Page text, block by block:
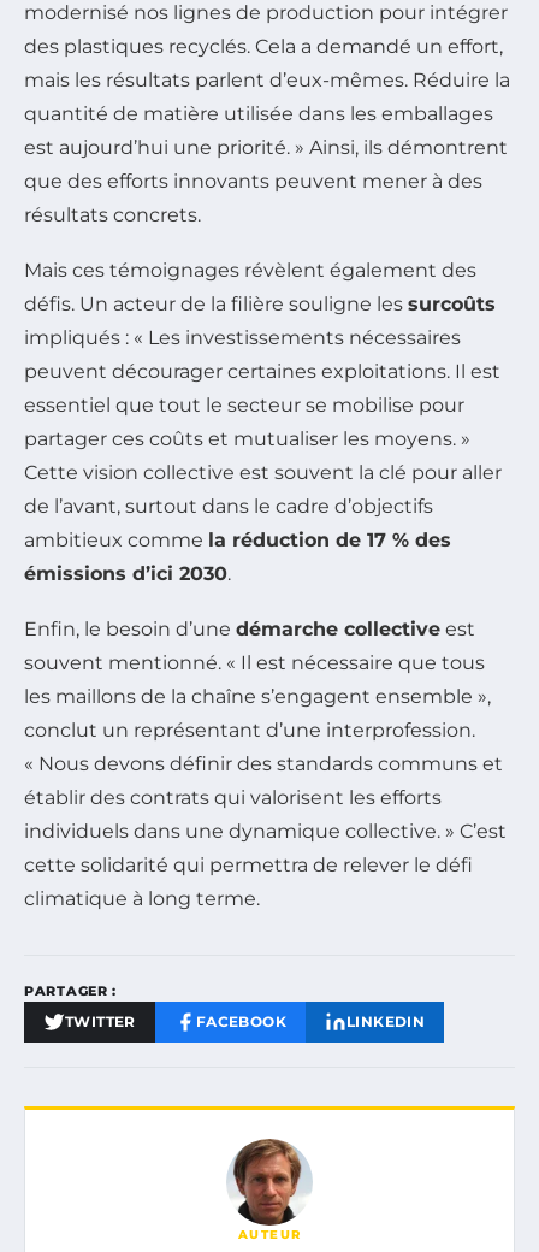
modernisé nos lignes de production pour intégrer
des plastiques recyclés. Cela a demandé un effort,
mais les résultats parlent d’eux-mêmes. Réduire la
quantité de matière utilisée dans les emballages
est aujourd’hui une priorité. » Ainsi, ils démontrent
que des efforts innovants peuvent mener à des
résultats concrets.
Mais ces témoignages révèlent également des
défis. Un acteur de la filière souligne les surcoûts
impliqués : « Les investissements nécessaires
peuvent décourager certaines exploitations. Il est
essentiel que tout le secteur se mobilise pour
partager ces coûts et mutualiser les moyens. »
Cette vision collective est souvent la clé pour aller
de l’avant, surtout dans le cadre d’objectifs
ambitieux comme la réduction de 17 % des
émissions d’ici 2030.
Enfin, le besoin d’une démarche collective est
souvent mentionné. « Il est nécessaire que tous
les maillons de la chaîne s’engagent ensemble »,
conclut un représentant d’une interprofession.
« Nous devons définir des standards communs et
établir des contrats qui valorisent les efforts
individuels dans une dynamique collective. » C’est
cette solidarité qui permettra de relever le défi
climatique à long terme.
PARTAGER :
TWITTER FACEBOOK LINKEDIN
AUTEUR